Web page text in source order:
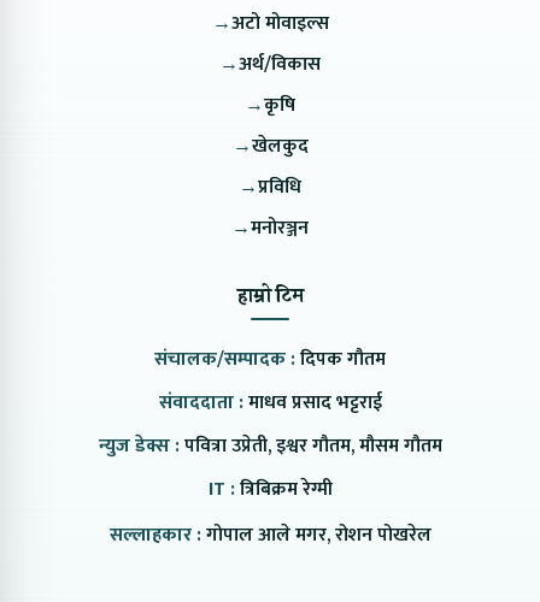
→अटो मोवाइल्स
→अर्थ/विकास
→कृषि
→खेलकुद
→प्रविधि
→मनोरञ्जन
हाम्रो टिम
संचालक/सम्पादक :दिपक गौतम
संवाददाता :माधव प्रसाद भट्टराई
न्युज डेक्स :पवित्रा उप्रेती, इश्वर गौतम, मौसम गौतम
IT :त्रिबिक्रम रेग्मी
सल्लाहकार :गोपाल आले मगर, रोशन पोखरेल